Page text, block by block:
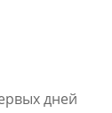
дней